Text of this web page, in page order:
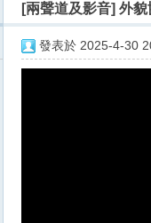
[兩聲道及影音] 外貌
發表於 2025-4-30